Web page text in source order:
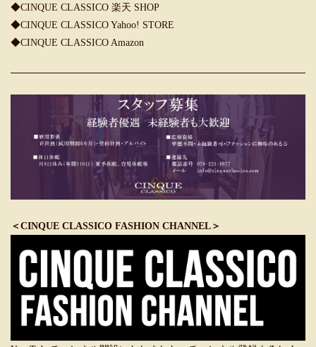
◆CINQUE CLASSICO 楽天 SHOP
◆CINQUE CLASSICO Yahoo! STORE
◆CINQUE CLASSICO Amazon
＜CINQUE CLASSICO FASHION CHANNEL＞